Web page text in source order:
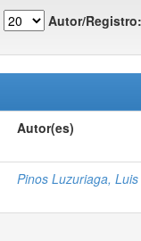
Autor/Registro:
Autor(es)
Pinos Luzuriaga,